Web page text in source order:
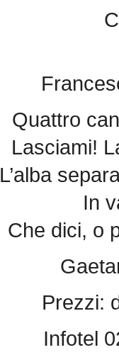
Quattro
Lasciami!
L’alba
In
Che dici, o
Prezzi:
Infotel